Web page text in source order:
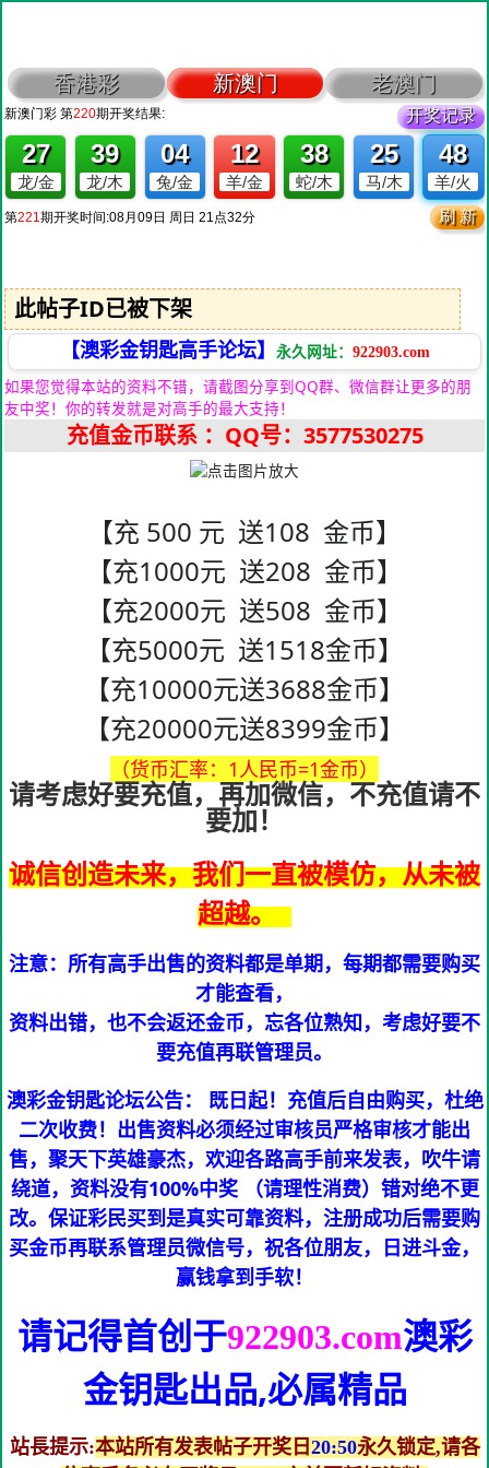
此帖子ID已被下架
【澳彩金钥匙高手论坛】 永久网址： 922903.com
如果您觉得本站的资料不错，请截图分享到QQ群、微信群让更多的朋
友中奖！你的转发就是对高手的最大支持！
充值金币联系 ：QQ号：3577530275
【充 500 元 送108 金币】
【充1000元 送208 金币】
【充2000元 送508 金币】
【充5000元 送1518金币】
【充10000元送3688金币】
【充20000元送8399金币】
（货币汇率：1人民币=1金币）
请考虑好要充值，再加微信，不充值请不
要加！
诚信创造未来，我们一直被模仿，从未被
超越。
注意：所有高手出售的资料都是单期，每期都需要购买
才能查看，
资料出错，也不会返还金币，忘各位熟知，考虑好要不
要充值再联管理员。
澳彩金钥匙论坛公告： 既日起！充值后自由购买，杜绝
二次收费！出售资料必须经过审核员严格审核才能出
售，聚天下英雄豪杰，欢迎各路高手前来发表，吹牛请
绕道，资料没有100%中奖 （请理性消费）错对绝不更
改。保证彩民买到是真实可靠资料，注册成功后需要购
买金币再联系管理员微信号，祝各位朋友，日进斗金，
赢钱拿到手软！
请记得首创于922903.com澳彩
金钥匙出品,必属精品
站長提示:本站所有发表帖子开奖日 20:50永久锁定,请各